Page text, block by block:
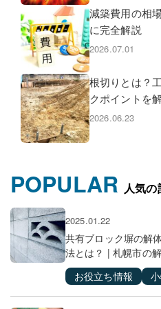
減築費用の相
に完全解説
2026.07.01
根切りとは？
クポイントを
2026.06.23
POPULAR 人気の
2025.01.22
共有ブロック塀の解
法とは？ | 札幌市の
お役立ち情報